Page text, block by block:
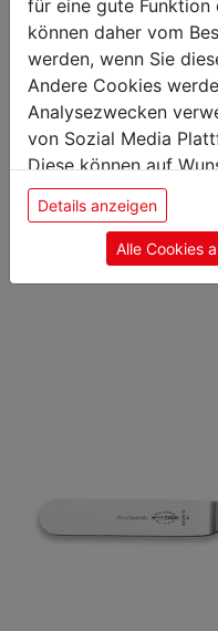
Gewicht: 0,03 kg
Klingenlänge: 11 cm
Das
für eine gute
können daher vom
werden, wenn Sie
Andere Cookies
Analysezwecken
von Sozial Media
Diese können auf
sie unsere Webseite
Einwilligung zu
Details anzeigen
Alle Cookies